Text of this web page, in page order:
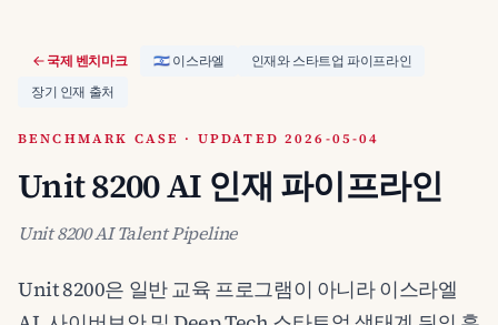
국제 벤치마크 🇮🇱 이스라엘
인재와 스타트업 파이프라인
장기 인재 출처
BENCHMARK CASE · UPDATED 2026-05-04
Unit 8200 AI 인재 파이프라인
Unit 8200 AI Talent Pipeline
Unit 8200은 일반 교육 프로그램이 아니라 이스라엘